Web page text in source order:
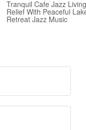
Tranquil Cafe Jazz
Relief With Peaceful
Retreat Jazz Music